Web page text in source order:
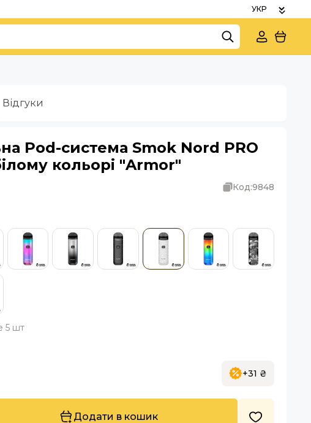
Відгуки
Pod-система Smok Nord PRO
кольорі "Armor"
Код:9848
5 шт
+31 ₴
Додати в кошик